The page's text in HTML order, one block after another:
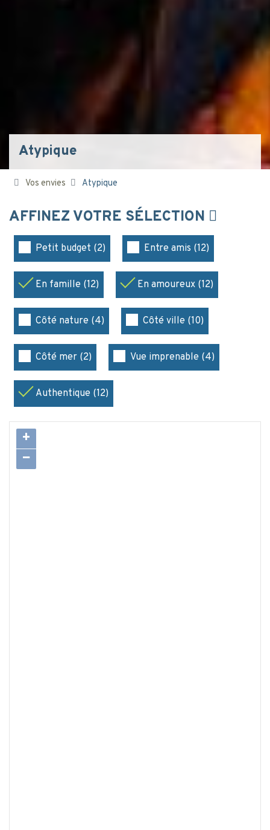
Atypique
Vos envies Atypique
AFFINEZ VOTRE SÉLECTION
Petit budget (2) Entre amis (12)
En famille (12) En amoureux (12)
Côté nature (4) Côté ville (10)
Côté mer (2) Vue imprenable (4)
Authentique (12)
+
−